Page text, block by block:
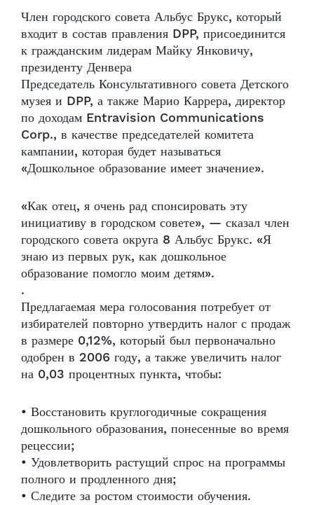
Член городского совета Альбус Брукс, который
входит в состав правления DPP, присоединится
к гражданским лидерам Майку Янковичу,
президенту Денвера
Председатель Консультативного совета Детского
музея и DPP, а также Марио Каррера, директор
по доходам Entravision Communications
Corp., в качестве председателей комитета
кампании, которая будет называться
«Дошкольное образование имеет значение».
«Как отец, я очень рад спонсировать эту
инициативу в городском совете», — сказал член
городского совета округа 8 Альбус Брукс. «Я
знаю из первых рук, как дошкольное
образование помогло моим детям».
.
Предлагаемая мера голосования потребует от
избирателей повторно утвердить налог с продаж
в размере 0,12%, который был первоначально
одобрен в 2006 году, а также увеличить налог
на 0,03 процентных пункта, чтобы:
• Восстановить круглогодичные сокращения
дошкольного образования, понесенные во время
рецессии;
• Удовлетворить растущий спрос на программы
полного и продленного дня;
• Следите за ростом стоимости обучения.